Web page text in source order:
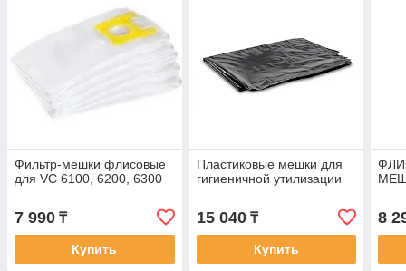
Фильтр-мешки флисовые
для VC 6100, 6200, 6300
7 990 ₸
Купить
Пластиковые мешки для
гигиеничной утилизации
15 040₸
Купить
8